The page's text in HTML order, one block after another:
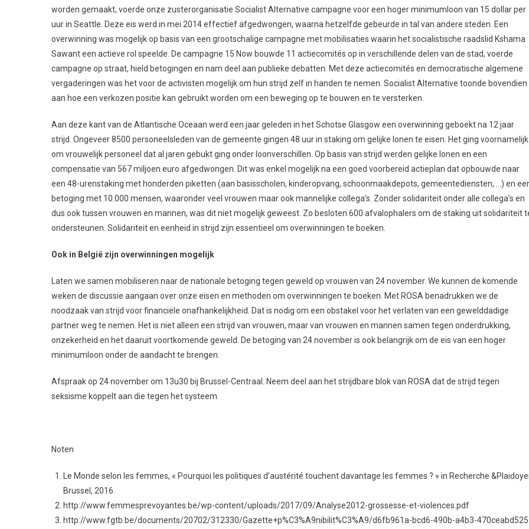
worden gemaakt, voerde onze zusterorganisatie Socialist Alternative campagne voor een hoger minimumloon van 15 dollar per
uur in Seattle. Deze eis werd in mei 2014 effectief afgedwongen, waarna hetzelfde gebeurde in tal van andere steden. Een
overwinning was mogelijk op basis van een grootschalige campagne met mobilisaties waarin het socialistische raadslid Kshama
Sawant een actieve rol speelde. De campagne 15 Now bouwde 11 actiecomités op in verschillende delen van de stad, voerde
campagne op straat, hield betogingen en nam deel aan publieke debatten. Met deze actiecomités en democratische algemene
vergaderingen was het voor de activisten mogelijk om hun strijd zelf in handen te nemen. Socialist Alternative toonde bovendien
aan hoe een verkozen positie kan gebruikt worden om een beweging op te bouwen en te versterken.
Aan deze kant van de Atlantische Oceaan werd een jaar geleden in het Schotse Glasgow een overwinning geboekt na 12 jaar
strijd. Ongeveer 8500 personeelsleden van de gemeente gingen 48 uur in staking om gelijke lonen te eisen. Het ging voornamelijk
om vrouwelijk personeel dat al jaren gebukt ging onder loonverschillen. Op basis van strijd werden gelijke lonen en een
compensatie van 567 miljoen euro afgedwongen. Dit was enkel mogelijk na een goed voorbereid actieplan dat opbouwde naar
een 48-urenstaking met honderden piketten (aan basisscholen, kinderopvang, schoonmaakdepots, gemeentediensten, …) en
betoging met 10.000 mensen, waaronder veel vrouwen maar ook mannelijke collega’s. Zonder solidariteit onder alle collega’s en
dus ook tussen vrouwen en mannen, was dit niet mogelijk geweest. Zo besloten 600 afvalophalers om de staking uit solidariteit
ondersteunen. Solidariteit en eenheid in strijd zijn essentieel om overwinningen te boeken.
Ook in België zijn overwinningen mogelijk
Laten we samen mobiliseren naar de nationale betoging tegen geweld op vrouwen van 24 november. We kunnen de komende
weken de discussie aangaan over onze eisen en methoden om overwinningen te boeken. Met ROSA benadrukken we de
noodzaak van strijd voor financiële onafhankelijkheid. Dat is nodig om een obstakel voor het verlaten van een gewelddadige
partner weg te nemen. Het is niet alleen een strijd van vrouwen, maar van vrouwen en mannen samen tegen onderdrukking,
onzekerheid en het daaruit voortkomende geweld. De betoging van 24 november is ook belangrijk om de eis van een hoger
minimumloon onder de aandacht te brengen.
Afspraak op 24 november om 13u30 bij Brussel-Centraal. Neem deel aan het strijdbare blok van ROSA dat de strijd tegen
seksisme koppelt aan die tegen het systeem.
Noten
Le Monde selon les femmes, « Pourquoi les politiques d’austérité touchent davantage les femmes ? » in Recherche
Brussel, 2016.
http://www.femmesprevoyantes.be/wp-content/uploads/2017/09/Analyse2012-grossesse-et-violences.pdf
http://www.fgtb.be/documents/20702/312330/Gazette+p%C3%A9nibilit%C3%A9/d6fb961a-bcd6-490b-a4b3-